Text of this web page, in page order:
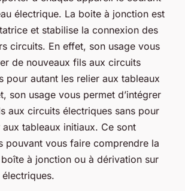
électrique. La boite à jonction est
et stabilise la connexion des
circuits. En effet, son usage vous
de nouveaux fils aux circuits
pour autant les relier aux tableaux
son usage vous permet d’intégrer
aux circuits électriques sans pour
tableaux initiaux. Ce sont
pouvant vous faire comprendre la
à jonction ou à dérivation sur